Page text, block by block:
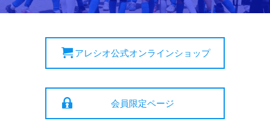
アレシオ公式オンラインショップ
会員限定ページ